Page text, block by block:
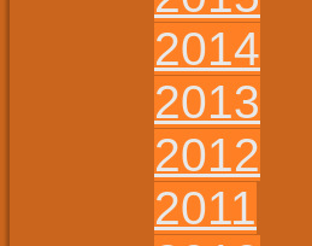
2014
2013
2012
2011